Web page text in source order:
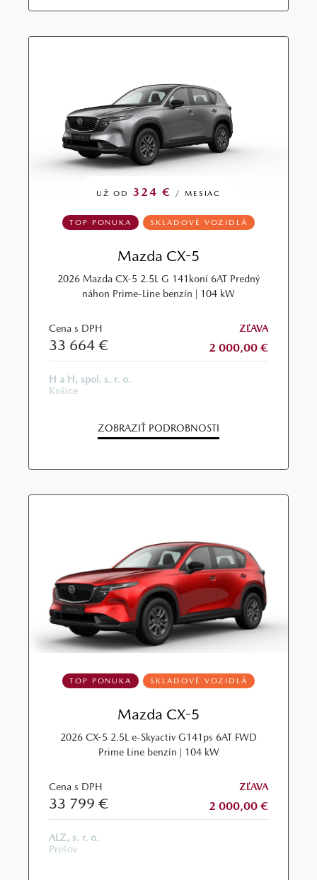
UŽ OD 324 € / MESIAC
TOP PONUKA SKLADOVÉ VOZIDLÁ
Mazda CX-5
2026 Mazda CX-5 2.5L G 141koní 6AT Predný
náhon Prime-Line benzín | 104 kW
Cena s DPH
33 664 €
ZĽAVA
2 000,00 €
H a H, spol. s. r. o.
Košice
ZOBRAZIŤ PODROBNOSTI
TOP PONUKA SKLADOVÉ VOZIDLÁ
Mazda CX-5
2026 CX-5 2.5L e-Skyactiv G141ps 6AT FWD
Prime Line benzín | 104 kW
Cena s DPH
33 799 €
ZĽAVA
2 000,00 €
ALZ, s. r. o.
Prešov